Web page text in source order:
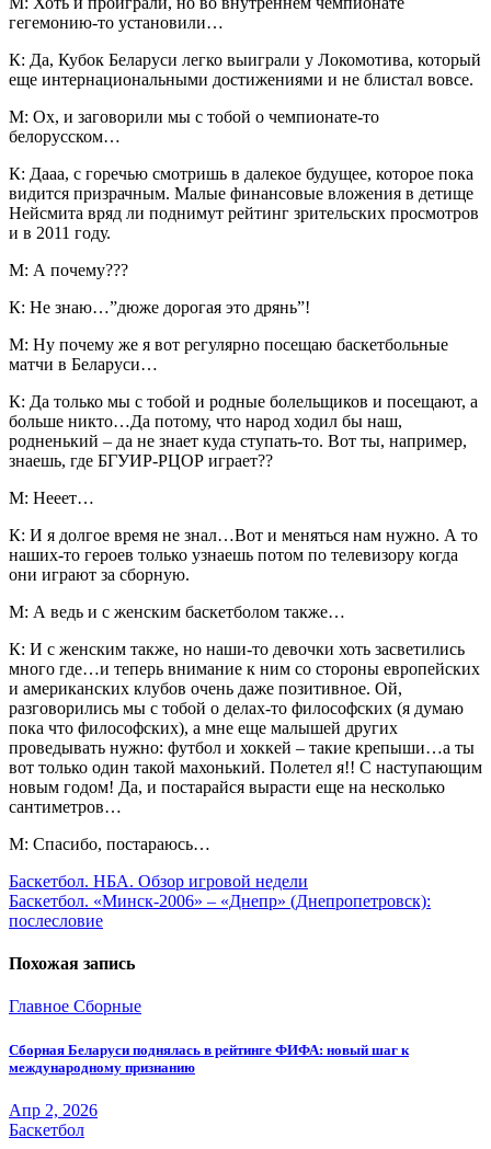
гегемонию-то установили…
К: Да, Кубок Беларуси легко выиграли у Локомотива, который
еще интернациональными достижениями и не блистал вовсе.
М: Ох, и заговорили мы с тобой о чемпионате-то
белорусском…
К: Дааа, с горечью смотришь в далекое будущее, которое пока
видится призрачным. Малые финансовые вложения в детище
Нейсмита вряд ли поднимут рейтинг зрительских просмотров
и в 2011 году.
М: А почему???
К: Не знаю…”дюже дорогая это дрянь”!
М: Ну почему же я вот регулярно посещаю баскетбольные
матчи в Беларуси…
К: Да только мы с тобой и родные болельщиков и посещают, а
больше никто…Да потому, что народ ходил бы наш,
родненький – да не знает куда ступать-то. Вот ты, например,
знаешь, где БГУИР-РЦОР играет??
М: Нееет…
К: И я долгое время не знал…Вот и меняться нам нужно. А то
наших-то героев только узнаешь потом по телевизору когда
они играют за сборную.
М: А ведь и с женским баскетболом также…
К: И с женским также, но наши-то девочки хоть засветились
много где…и теперь внимание к ним со стороны европейских
и американских клубов очень даже позитивное. Ой,
разговорились мы с тобой о делах-то философских (я думаю
пока что философских), а мне еще малышей других
проведывать нужно: футбол и хоккей – такие крепыши…а ты
вот только один такой махонький. Полетел я!! С наступающим
новым годом! Да, и постарайся вырасти еще на несколько
сантиметров…
М: Спасибо, постараюсь…
Навигация
по
Баскетбол. НБА. Обзор игровой недели
Баскетбол. «Минск-2006» – «Днепр» (Днепропетровск):
послесловие
Похожая запись
Главное Сборные
Сборная Беларуси поднялась в рейтинге ФИФА: новый шаг к
международному признанию
Апр 2, 2026
Баскетбол